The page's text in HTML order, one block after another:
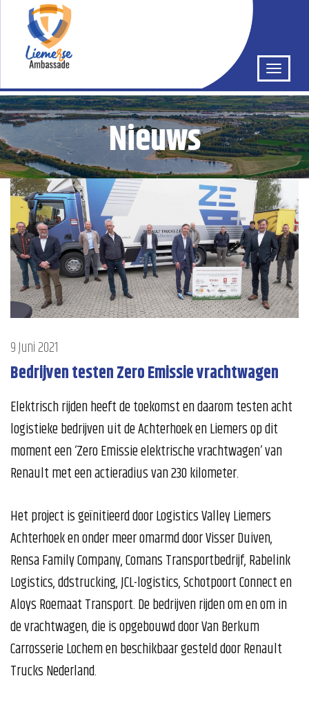
Nieuws
9 Juni 2021
Bedrijven testen Zero Emissie vrachtwagen
Elektrisch rijden heeft de toekomst en daarom testen acht
logistieke bedrijven uit de Achterhoek en Liemers op dit
moment een ‘Zero Emissie elektrische vrachtwagen’ van
Renault met een actieradius van 230 kilometer.
Het project is geïnitieerd door Logistics Valley Liemers
Achterhoek en onder meer omarmd door Visser Duiven,
Rensa Family Company, Comans Transportbedrijf, Rabelink
Logistics, ddstrucking, JCL-logistics, Schotpoort Connect en
Aloys Roemaat Transport. De bedrijven rijden om en om in
de vrachtwagen, die is opgebouwd door Van Berkum
Carrosserie Lochem en beschikbaar gesteld door Renault
Trucks Nederland.